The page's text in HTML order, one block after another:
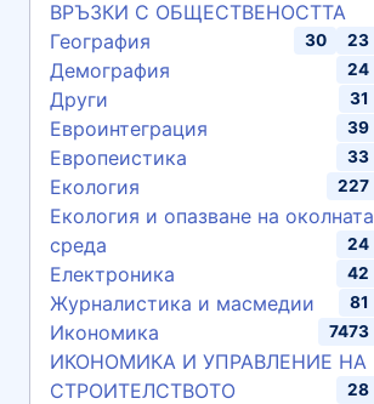
ВРЪЗКИ С ОБЩЕСТВЕНОСТТА
23
География 30
Демография 24
Други 31
Евроинтеграция 39
Европеистика 33
Екология 227
Екология и опазване на околната
среда
24
Електроника 42
Журналистика и масмедии 81
Икономика 7473
ИКОНОМИКА И УПРАВЛЕНИЕ НА
СТРОИТЕЛСТВОТО
28